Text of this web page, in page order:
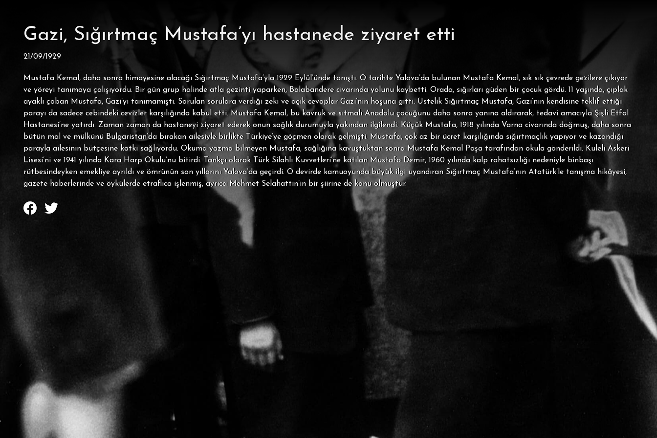
Gazi, Sığırtmaç Mustafa’yı hastanede ziyaret etti
21/09/1929
Mustafa Kemal, daha sonra himayesine alacağı Sığırtmaç Mustafa’yla 1929 Eylül’ünde tanıştı. O tarihte Yalova’da bulunan Mustafa Kemal, sık sık çevrede gezilere çıkıyor
ve yöreyi tanımaya çalışıyordu. Bir gün grup halinde atla gezinti yaparken, Balabandere civarında yolunu kaybetti. Orada, sığırları güden bir çocuk gördü. 11 yaşında, çıplak
ayaklı çoban Mustafa, Gazi’yi tanımamıştı. Sorulan sorulara verdiği zeki ve açık cevaplar Gazi’nin hoşuna gitti. Üstelik Sığırtmaç Mustafa, Gazi’nin kendisine teklif ettiği
parayı da sadece cebindeki cevizler karşılığında kabul etti. Mustafa Kemal, bu kavruk ve sıtmalı Anadolu çocuğunu daha sonra yanına aldırarak, tedavi amacıyla Şişli Etfal
Hastanesi’ne yatırdı. Zaman zaman da hastaneyi ziyaret ederek onun sağlık durumuyla yakından ilgilendi. Küçük Mustafa, 1918 yılında Varna civarında doğmuş, daha sonra
bütün mal ve mülkünü Bulgaristan’da bırakan ailesiyle birlikte Türkiye’ye göçmen olarak gelmişti. Mustafa, çok az bir ücret karşılığında sığırtmaçlık yapıyor ve kazandığı
parayla ailesinin bütçesine katkı sağlıyordu. Okuma yazma bilmeyen Mustafa, sağlığına kavuştuktan sonra Mustafa Kemal Paşa tarafından okula gönderildi. Kuleli Askeri
Lisesi’ni ve 1941 yılında Kara Harp Okulu’nu bitirdi. Tankçı olarak Türk Silahlı Kuvvetleri’ne katılan Mustafa Demir, 1960 yılında kalp rahatsızlığı nedeniyle binbaşı
rütbesindeyken emekliye ayrıldı ve ömrünün son yıllarını Yalova’da geçirdi. O devirde kamuoyunda büyük ilgi uyandıran Sığırtmaç Mustafa’nın Atatürk’le tanışma hikâyesi,
gazete haberlerinde ve öykülerde etraflıca işlenmiş, ayrıca Mehmet Selahattin’in bir şiirine de konu olmuştur.